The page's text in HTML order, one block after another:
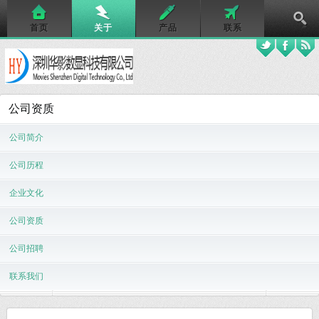
首页 关于 产品 联系
公司资质
公司简介
公司历程
企业文化
公司资质
公司招聘
联系我们